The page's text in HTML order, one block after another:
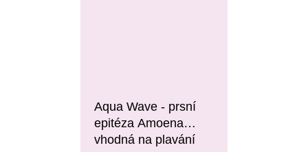
Aqua Wave - prsní
epitéza Amoena
vhodná na plavání